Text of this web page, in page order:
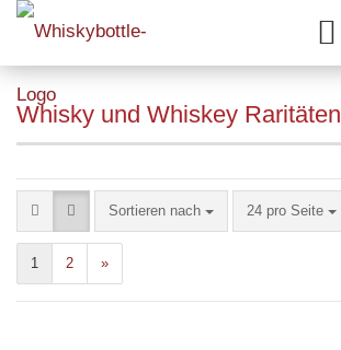
Whisky und Whiskey Raritäten
Sortieren nach 24 pro Seite
1 2 »